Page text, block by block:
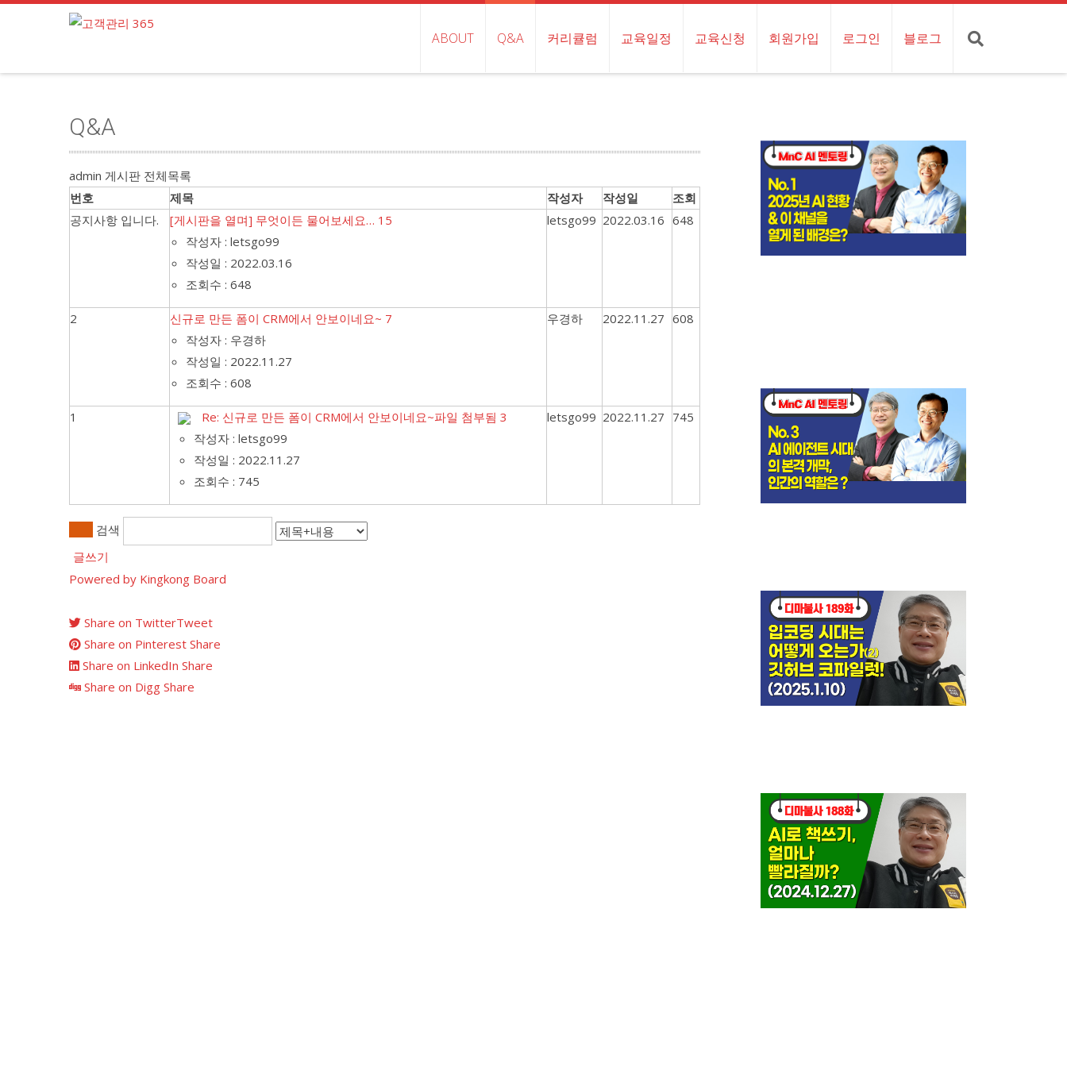
ABOUT Q&A 커리큘럼 교육일정 교육신청 회원가입 로그인 블로그
Q&A
admin 게시판 전체목록
번호
제목 작성자 작성일
조회
공지사항 입니다.
[게시판을 열며] 무엇이든 물어보세요… 15
작성자 : letsgo99
작성일 : 2022.03.16
조회수 : 648
letsgo99 2022.03.16 648
2 신규로 만든 폼이 CRM에서 안보이네요~ 7
작성자 : 우경하
작성일 : 2022.11.27
조회수 : 608
우경하 2022.11.27 608
1 Re: 신규로 만든 폼이 CRM에서 안보이네요~파일 첨부됨 3
작성자 : letsgo99
작성일 : 2022.11.27
조회수 : 745
letsgo99 2022.11.27 745
검색
글쓰기
Powered by Kingkong Board
Share on TwitterTweet
Share on Pinterest Share
Share on LinkedIn Share
Share on Digg Share